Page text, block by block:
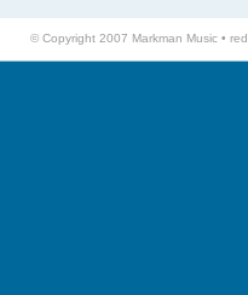
© Copyright 2007 Markman Music •